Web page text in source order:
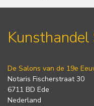
De Salons van de 19e
Notaris Fischerstraat 30
6711 BD Ede
Nederland